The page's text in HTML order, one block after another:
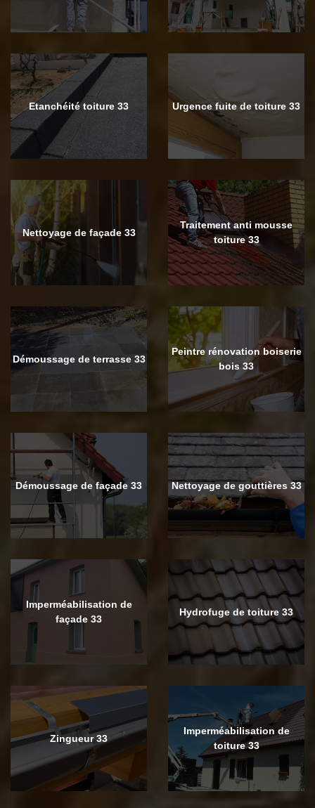
Etanchéité toiture 33 Urgence fuite de toiture 33
Nettoyage de façade 33
Traitement anti mousse
toiture 33
Démoussage de terrasse 33
Peintre rénovation boiserie
bois 33
Démoussage de façade 33 Nettoyage de gouttières 33
Imperméabilisation de
façade 33
Hydrofuge de toiture 33
Zingueur 33
Imperméabilisation de
toiture 33